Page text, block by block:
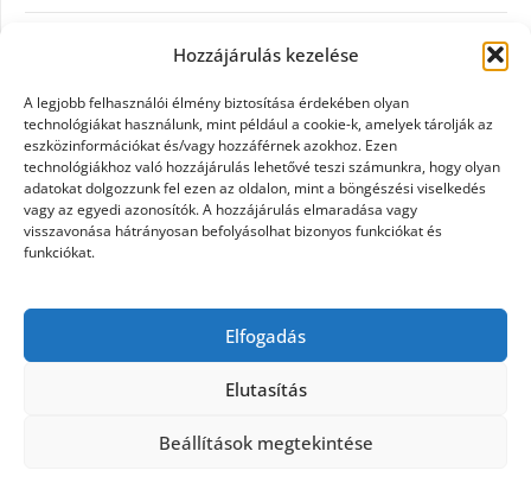
Hozzájárulás kezelése
A legjobb felhasználói élmény biztosítása érdekében olyan
technológiákat használunk, mint például a cookie-k, amelyek tárolják az
eszközinformációkat és/vagy hozzáférnek azokhoz. Ezen
technológiákhoz való hozzájárulás lehetővé teszi számunkra, hogy olyan
adatokat dolgozzunk fel ezen az oldalon, mint a böngészési viselkedés
vagy az egyedi azonosítók. A hozzájárulás elmaradása vagy
visszavonása hátrányosan befolyásolhat bizonyos funkciókat és
funkciókat.
Elfogadás
Elutasítás
Beállítások megtekintése
Szellőztető
Szolgáltatás
Táskák
Utazás
Vásárlás
Webáruházak